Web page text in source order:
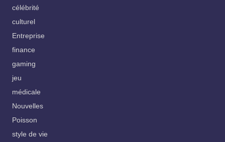
célébrité
culturel
Entreprise
finance
gaming
jeu
médicale
Nouvelles
Poisson
style de vie